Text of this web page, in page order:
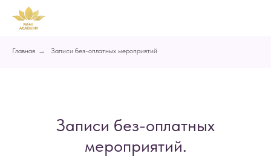
Главная → Записи без-оплатных мероприятий
Записи без-оплатных
мероприятий.